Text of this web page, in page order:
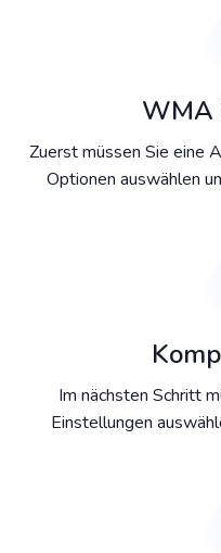
WMA
Zuerst müssen Sie eine
Optionen auswählen
Im nächsten Schritt
Einstellungen